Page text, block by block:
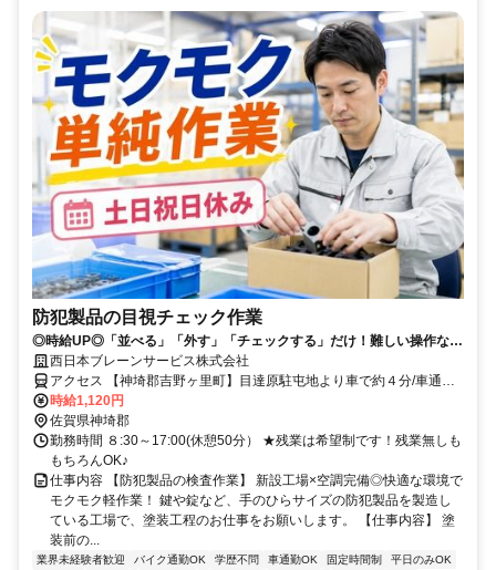
防犯製品の目視チェック作業
◎時給UP◎「並べる」「外す」「チェックする」だけ！難しい操作なし
×重量物なしで安心♪
西日本ブレーンサービス株式会社
アクセス 【神埼郡吉野ヶ里町】目達原駐屯地より車で約４分/車通勤
OK！無料駐車場完備
時給1,120円
佐賀県神埼郡
勤務時間 ８:30～17:00(休憩50分） ★残業は希望制です！残業無しも
もちろんOK♪
仕事内容 【防犯製品の検査作業】 新設工場×空調完備◎快適な環境で
モクモク軽作業！ 鍵や錠など、手のひらサイズの防犯製品を製造し
ている工場で、塗装工程のお仕事をお願いします。 【仕事内容】 塗
装前の...
業界未経験者歓迎 バイク通勤OK 学歴不問 車通勤OK 固定時間制
平日のみOK